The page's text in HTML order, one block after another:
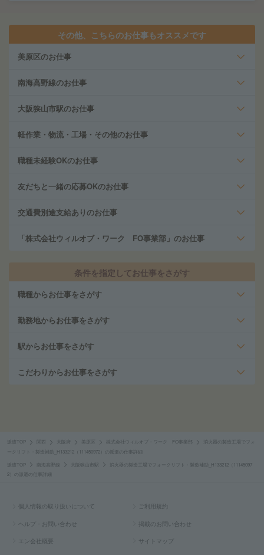
その他、こちらのお仕事もオススメです
美原区のお仕事
南海高野線のお仕事
大阪狭山市駅のお仕事
軽作業・物流・工場・その他のお仕事
職種未経験OKのお仕事
友だちと一緒の応募OKのお仕事
交通費別途支給ありのお仕事
「株式会社ウィルオブ・ワーク FO事業部」のお仕事
条件を指定してお仕事をさがす
職種からお仕事をさがす
勤務地からお仕事をさがす
駅からお仕事をさがす
こだわりからお仕事をさがす
派遣TOP 大阪府 美原区 株式会社ウィルオブ・ワーク FO事業部
消火器の製造工場でフォ
ークリフト・製造補助_H133212（111450972）の派遣の仕事詳細
派遣TOP 南海高野線 大阪狭山市駅
消火器の製造工場でフォークリフト・製造補助_H133212（11145097
2）の派遣の仕事詳細
個人情報の取り扱いについて ご利用規約
ヘルプ・お問い合わせ 掲載のお問い合わせ
エン会社概要 サイトマップ